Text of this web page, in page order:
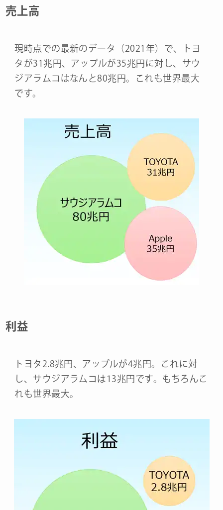
売上高
現時点での最新のデータ（2021年）で、トヨ
タが31兆円、アップルが35兆円に対し、サウ
ジアラムコはなんと80兆円。これも世界最大
です。
利益
トヨタ2.8兆円、アップルが4兆円。これに対
し、サウジアラムコは13兆円です。もちろんこ
れも世界最大。